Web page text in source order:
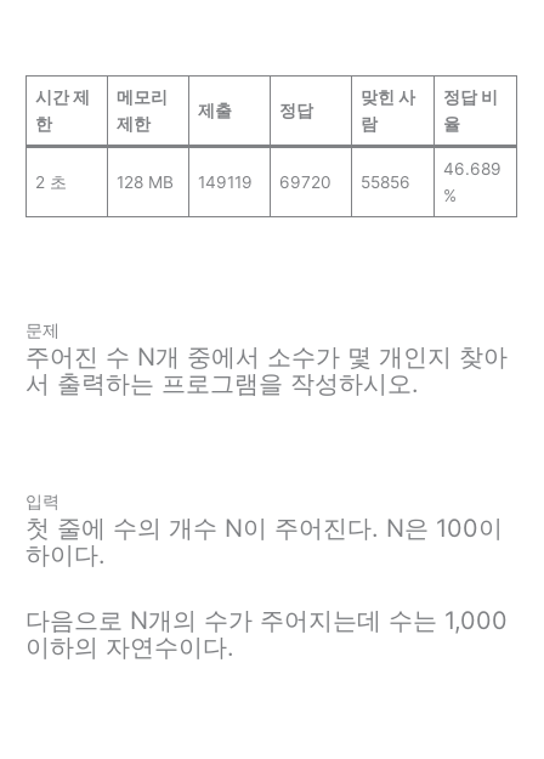
시간 제
한
메모리
제한
제출 정답
맞힌 사
람
정답 비
율
2 초 128 MB 149119 69720 55856
46.689
%
문제
주어진 수 N개 중에서 소수가 몇 개인지 찾아
서 출력하는 프로그램을 작성하시오.
입력
첫 줄에 수의 개수 N이 주어진다. N은 100이
하이다.
다음으로 N개의 수가 주어지는데 수는 1,000
이하의 자연수이다.